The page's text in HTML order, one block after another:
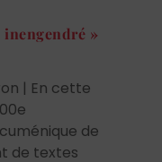
inengendré »
| En cette
de
de textes